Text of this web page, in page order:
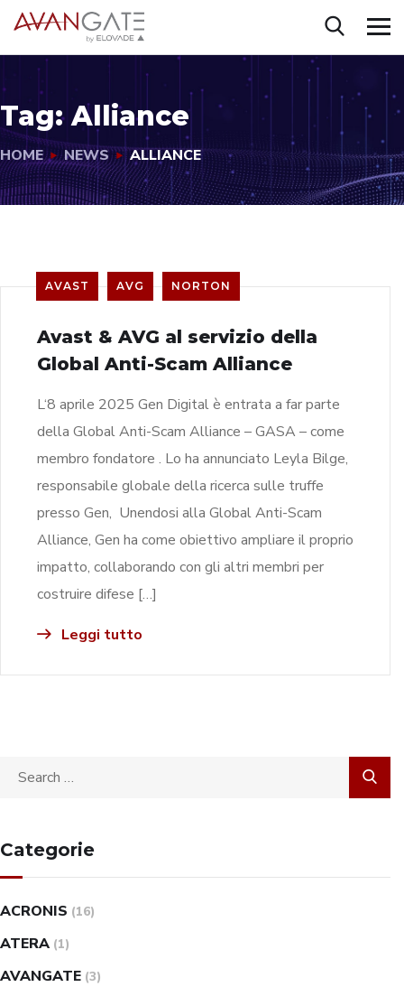
Tag:Alliance
HOME NEWS ALLIANCE
AVAST AVG NORTON
Avast & AVG al servizio della
Global Anti-Scam Alliance
L‘8 aprile 2025​ Gen Digital è entrata a far parte
della Global Anti-Scam Alliance – GASA – come
membro fondatore . Lo ha annunciato Leyla Bilge,
responsabile globale della ricerca sulle truffe
presso Gen, Unendosi alla Global Anti-Scam
Alliance, Gen ha come obiettivo ampliare il proprio
impatto, collaborando con gli altri membri per
costruire difese […]
Leggi tutto
Categorie
ACRONIS (16)
ATERA (1)
AVANGATE (3)